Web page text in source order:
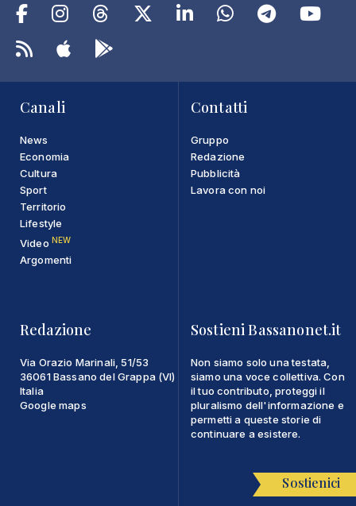
Canali
News
Economia
Cultura
Sport
Territorio
Lifestyle
Video NEW
Argomenti
Contatti
Gruppo
Redazione
Pubblicità
Lavora con noi
Redazione
Via Orazio Marinali, 51/53
36061 Bassano del Grappa (VI)
Italia
Google maps
Sostieni Bassanonet.it
Non siamo solo una testata,
siamo una voce collettiva. Con
il tuo contributo, proteggi il
pluralismo dell'informazione e
permetti a queste storie di
continuare a esistere.
Sostienici